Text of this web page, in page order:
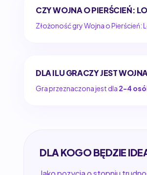
CZY WOJNA O PIERŚCIEŃ:
Złożoność gry Wojna o Pierścień:
DLA ILU GRACZY JEST
Gra przeznaczona jest dla 2-4
DLA KOGO BĘDZIE